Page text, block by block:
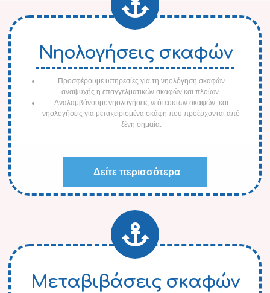
Νηολογήσεις σκαφών
Προσφέρουμε υπηρεσίες για τη νηολόγηση σκαφών
αναψυχής η επαγγελματικών σκαφών και πλοίων.
Αναλαμβάνουμε νηολογήσεις νεότευκτων σκαφών και
νηολογήσεις για μεταχειρισμένα σκάφη που προέρχονται από
ξένη σημαία.
Δείτε περισσότερα
Μεταβιβάσεις σκαφών